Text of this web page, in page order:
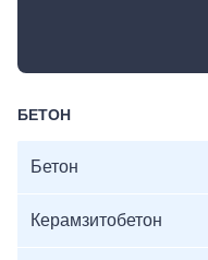
БЕТОН
Бетон
Керамзитобетон